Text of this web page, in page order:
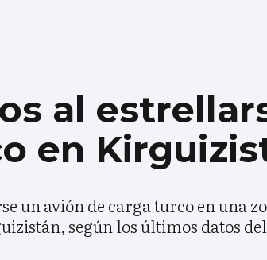
al
en
un avión de carga turco en una
según los últimos datos